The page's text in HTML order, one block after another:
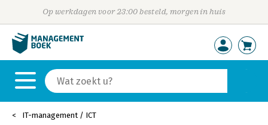
Op werkdagen voor 23:00 besteld, morgen in huis
IT-management / ICT